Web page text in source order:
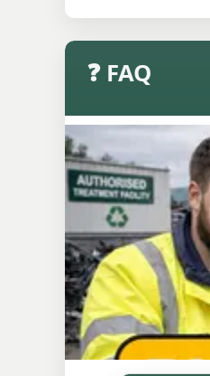
❓ FAQ